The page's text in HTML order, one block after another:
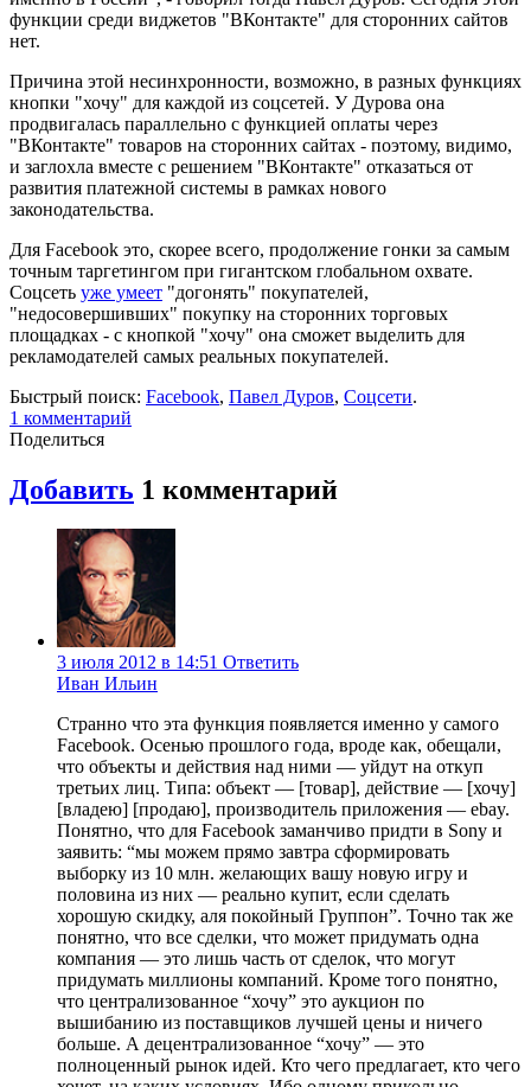
функции среди виджетов "ВКонтакте" для сторонних сайтов
нет.
Причина этой несинхронности, возможно, в разных функциях
кнопки "хочу" для каждой из соцсетей. У Дурова она
продвигалась параллельно с функцией оплаты через
"ВКонтакте" товаров на сторонних сайтах - поэтому, видимо,
и заглохла вместе с решением "ВКонтакте" отказаться от
развития платежной системы в рамках нового
законодательства.
Для Facebook это, скорее всего, продолжение гонки за самым
точным таргетингом при гигантском глобальном охвате.
Соцсеть уже умеет "догонять" покупателей,
"недосовершивших" покупку на сторонних торговых
площадках - с кнопкой "хочу" она сможет выделить для
рекламодателей самых реальных покупателей.
Быстрый поиск: Facebook, Павел Дуров, Соцсети.
1 комментарий
Поделиться
Добавить 1 комментарий
3 июля 2012 в 14:51 Ответить
Иван Ильин
Странно что эта функция появляется именно у самого
Facebook. Осенью прошлого года, вроде как, обещали,
что объекты и действия над ними — уйдут на откуп
третьих лиц. Типа: объект — [товар], действие — [хочу]
[владею] [продаю], производитель приложения — ebay.
Понятно, что для Facebook заманчиво придти в Sony и
заявить: “мы можем прямо завтра сформировать
выборку из 10 млн. желающих вашу новую игру и
половина из них — реально купит, если сделать
хорошую скидку, аля покойный Группон”. Точно так же
понятно, что все сделки, что может придумать одна
компания — это лишь часть от сделок, что могут
придумать миллионы компаний. Кроме того понятно,
что централизованное “хочу” это аукцион по
вышибанию из поставщиков лучшей цены и ничего
больше. А децентрализованное “хочу” — это
полноценный рынок идей. Кто чего предлагает, кто чего